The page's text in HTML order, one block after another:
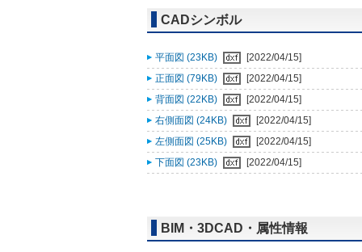
CADシンボル
平面図 (23KB)
[2022/04/15]
正面図 (79KB)
[2022/04/15]
背面図 (22KB)
[2022/04/15]
右側面図 (24KB)
[2022/04/15]
左側面図 (25KB)
[2022/04/15]
下面図 (23KB)
[2022/04/15]
BIM・3DCAD・属性情報